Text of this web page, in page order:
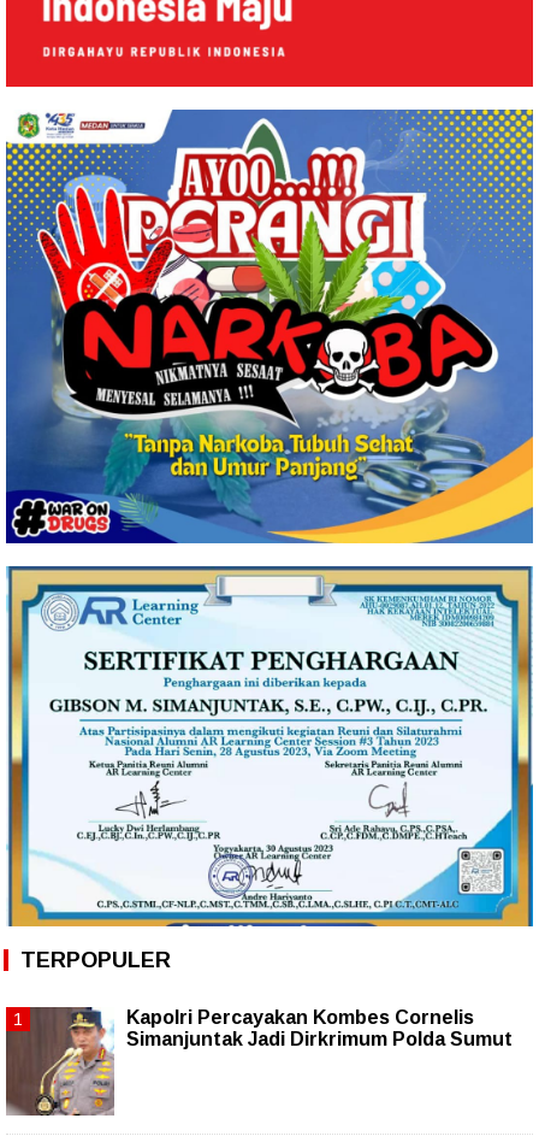
TERPOPULER
Kapolri Percayakan Kombes Cornelis
Simanjuntak Jadi Dirkrimum Polda Sumut